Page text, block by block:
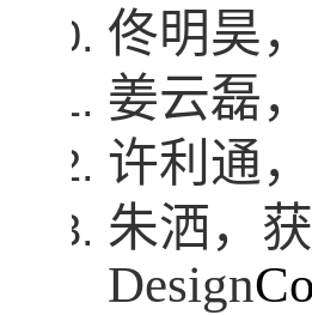
佟明昊
姜云磊
许利通
朱洒，获
Design